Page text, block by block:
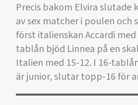
Precis bakom Elvira slutade
av sex matcher i poulen och
först italienskan Accardi
tablån bjöd Linnea på en
Italien med 15-12. I 16-
är junior, slutar topp-16 för